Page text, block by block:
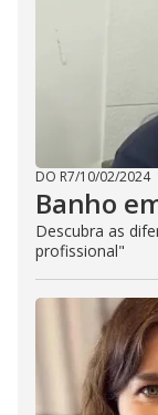
DO R7/10/02/2024
Banho
Descubra as
profissional"